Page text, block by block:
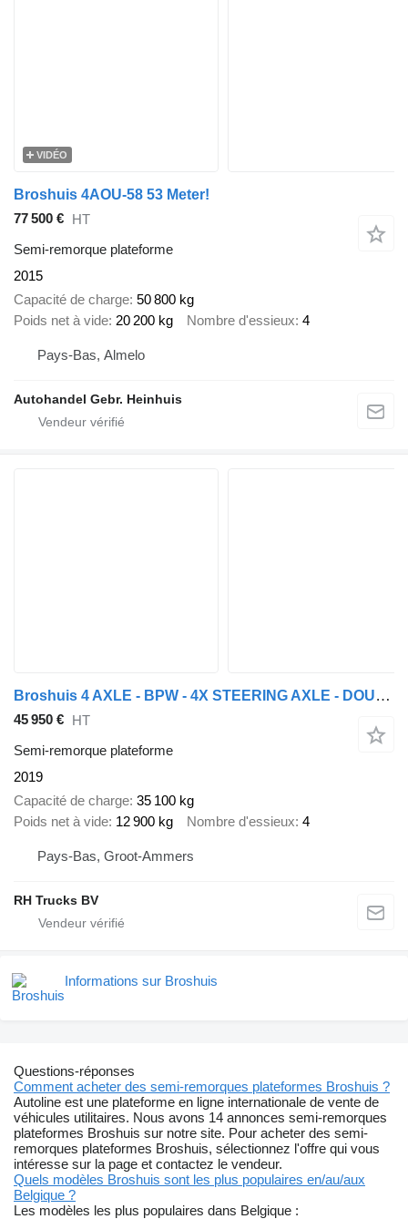
VIDÉO
Broshuis 4AOU-58 53 Meter!
77 500 € HT
Semi-remorque plateforme
2015
Capacité de charge 50 800 kg
Poids net à vide 20 200 kg Nombre d'essieux 4
Pays-Bas, Almelo
Autohandel Gebr. Heinhuis
Broshuis 4 AXLE - BPW - 4X STEERING AXLE - DOUBLE EXTENDABLE
45 950 € HT
Semi-remorque plateforme
2019
Capacité de charge 35 100 kg
Poids net à vide 12 900 kg Nombre d'essieux 4
Pays-Bas, Groot-Ammers
RH Trucks BV
Informations sur Broshuis
Questions-réponses
Comment acheter des semi-remorques plateformes Broshuis ?
Autoline est une plateforme en ligne internationale de vente de
véhicules utilitaires. Nous avons 14 annonces semi-remorques
plateformes Broshuis sur notre site. Pour acheter des semi-
remorques plateformes Broshuis, sélectionnez l'offre qui vous
intéresse sur la page et contactez le vendeur.
Quels modèles Broshuis sont les plus populaires en/au/aux
Belgique ?
Les modèles les plus populaires dans Belgique :